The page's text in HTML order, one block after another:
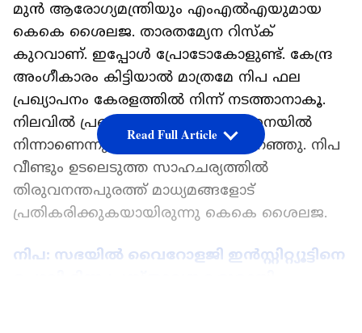
മുൻ ആരോ​ഗ്യമന്ത്രിയും എംഎൽഎയുമായ
കെകെ ശൈലജ. താരതമ്യേന റിസ്ക്
കുറവാണ്. ഇപ്പോൾ പ്രോടോകോളുണ്ട്. കേന്ദ്ര
അംഗീകാരം കിട്ടിയാൽ മാത്രമേ നിപ ഫല
പ്രഖ്യാപനം കേരളത്തിൽ നിന്ന് നടത്താനാകൂ.
നിലവിൽ പ്രഖ്യാപനം വരേണ്ടത് പൂനെയിൽ
നിന്നാണെന്നും കെകെ ശൈലജ പറഞ്ഞു. നിപ
വീണ്ടും ഉടലെടുത്ത സാഹചര്യത്തിൽ
തിരുവനന്തപുരത്ത് മാധ്യമങ്ങളോട്
പ്രതികരിക്കുകയായിരുന്നു കെകെ ശൈലജ. ‌
നിപ: സഭയിൽ വൈറോളജി ഇൻസ്റ്റിറ്റ്യൂട്ടിനെ
Read Full Article